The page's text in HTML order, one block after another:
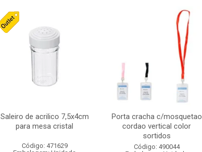
Saleiro de acrilico 7,5x4cm
para mesa cristal
Código: 471629
Porta cracha c/mosquetao
cordao vertical color
sortidos
Código: 490044